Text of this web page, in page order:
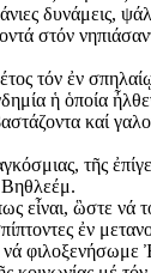
δυνάμεις,
στόν
τόν ἐν
ἡ ὁποία
καί
τῆς
Βηθλεέμ.
ὣστε νά
ἐν